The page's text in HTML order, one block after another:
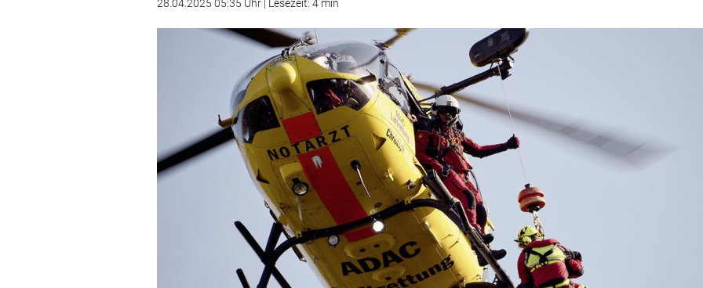
28.04.2025 05:35 Uhr | Lesezeit: 4 min